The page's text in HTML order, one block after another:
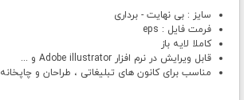
سایز : بی نهایت - برداری
فرمت فایل : eps
کاملا لایه باز
قابل ویرایش در نرم افزار Adobe illustrator و ...
مناسب برای کانون های تبلیغاتی ، طراحان و چاپخانه